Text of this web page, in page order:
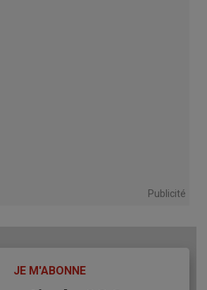
Publicité
JE M'ABONNE